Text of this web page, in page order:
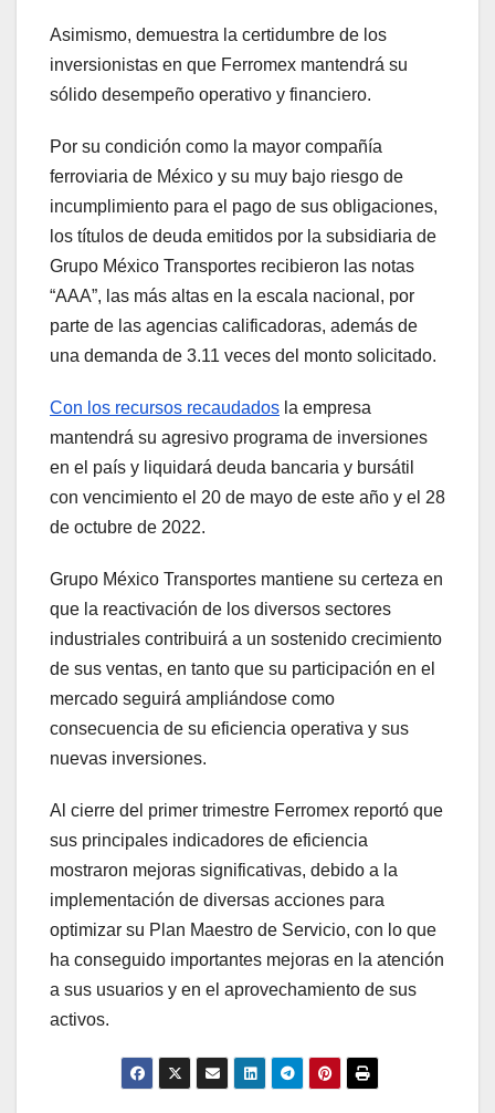
Asimismo, demuestra la certidumbre de los
inversionistas en que Ferromex mantendrá su
sólido desempeño operativo y financiero.
Por su condición como la mayor compañía
ferroviaria de México y su muy bajo riesgo de
incumplimiento para el pago de sus obligaciones,
los títulos de deuda emitidos por la subsidiaria de
Grupo México Transportes recibieron las notas
“AAA”, las más altas en la escala nacional, por
parte de las agencias calificadoras, además de
una demanda de 3.11 veces del monto solicitado.
Con los recursos recaudados la empresa
mantendrá su agresivo programa de inversiones
en el país y liquidará deuda bancaria y bursátil
con vencimiento el 20 de mayo de este año y el 28
de octubre de 2022.
Grupo México Transportes mantiene su certeza en
que la reactivación de los diversos sectores
industriales contribuirá a un sostenido crecimiento
de sus ventas, en tanto que su participación en el
mercado seguirá ampliándose como
consecuencia de su eficiencia operativa y sus
nuevas inversiones.
Al cierre del primer trimestre Ferromex reportó que
sus principales indicadores de eficiencia
mostraron mejoras significativas, debido a la
implementación de diversas acciones para
optimizar su Plan Maestro de Servicio, con lo que
ha conseguido importantes mejoras en la atención
a sus usuarios y en el aprovechamiento de sus
activos.